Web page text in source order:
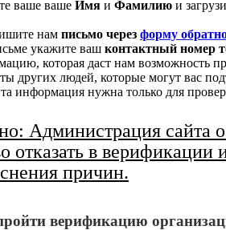
ваше ваше Имя и Фамилию и
нам письмо через форму
укажите ваш контактный номер
которая даст нам возможность
других людей, которые могут вас
информация нужна только для
Администрация сайта
отказать в верификации
причин.
верификацию